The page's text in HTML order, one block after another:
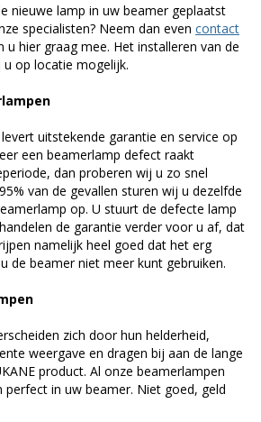
nieuwe lamp in uw beamer geplaatst
specialisten? Neem dan even contact
hier graag mee. Het installeren van de
op locatie mogelijk.
uitstekende garantie en service op
een beamerlamp defect raakt
dan proberen wij u zo snel
van de gevallen sturen wij u dezelfde
op. U stuurt de defecte lamp
de garantie verder voor u af, dat
namelijk heel goed dat het erg
de beamer niet meer kunt gebruiken.
zich door hun helderheid,
weergave en dragen bij aan de lange
product. Al onze beamerlampen
perfect in uw beamer. Niet goed, geld